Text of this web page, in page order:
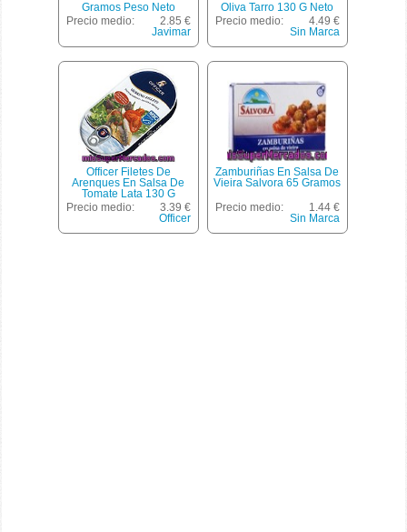
Gramos Peso Neto
Escurrido
Precio medio:
2.85 €
Javimar
Oliva Tarro 130 G Neto
Escurrido
Precio medio:
4.49 €
Sin Marca
Officer Filetes De
Arenques En Salsa De
Tomate Lata 130 G
Precio medio:
3.39 €
Officer
Zamburiñas En Salsa De
Vieira Salvora 65 Gramos
Precio medio:
1.44 €
Sin Marca